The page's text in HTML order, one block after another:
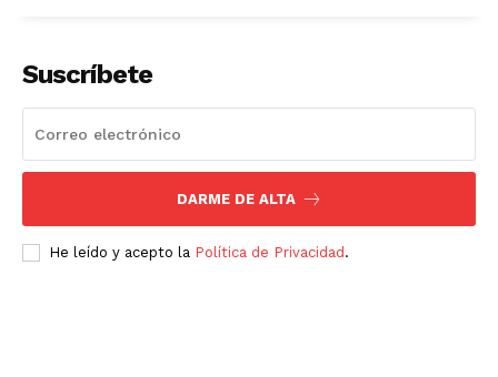
Suscríbete
DARME DE ALTA
He leído y acepto la Política de Privacidad .